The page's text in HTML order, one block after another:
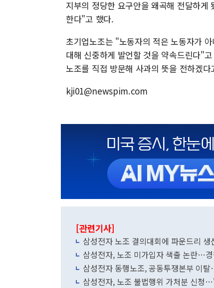
지부의 정당한 요구안을 왜곡해 전달하
한다"고 했다.
초기업노조는 "노동자의 적은 노동자가
대해 신중하게 발언할 것을 약속드린다"
노조를 직접 방문해 사과의 뜻을 전하겠다
kji01@newspim.com
[관련기사]
삼성전자 노조 결의대회에 파운드리
삼성전자, 노조 미가입자 색출 논란…
삼성전자 동행노조, 공동투쟁본부 이
삼성전자, 노조 불법행위 가처분 신청